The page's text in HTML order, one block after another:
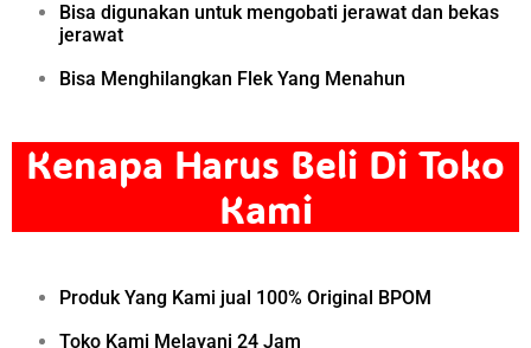
Bisa digunakan untuk mengobati jerawat dan bekas
jerawat
Bisa Menghilangkan Flek Yang Menahun
Kenapa Harus Beli Di Toko
Kami
Produk Yang Kami jual 100% Original BPOM
Toko Kami Melayani 24 Jam